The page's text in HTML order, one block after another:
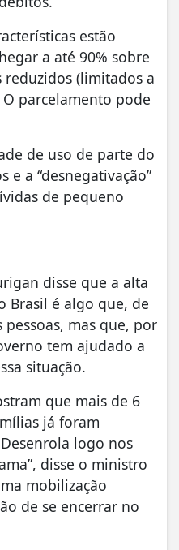
estão
a até 90% sobre
(limitados a
O parcelamento pode
de uso de parte do
e a “desnegativação”
de pequeno
disse que a alta
Brasil é algo que, de
mas que, por
tem ajudado a
situação.
que mais de 6
já foram
logo nos
disse o ministro
mobilização
de se encerrar no